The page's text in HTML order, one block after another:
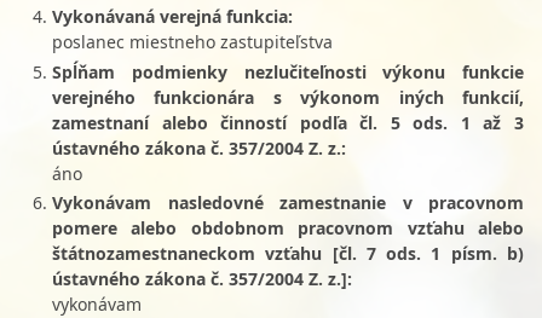
Vykonávaná verejná funkcia:
poslanec miestneho zastupiteľstva
Spĺňam podmienky nezlučiteľnosti výkonu funkcie
verejného funkcionára s výkonom iných funkcií,
zamestnaní alebo činností podľa čl. 5 ods. 1 až 3
ústavného zákona č. 357/2004 Z. z.:
áno
Vykonávam nasledovné zamestnanie v pracovnom
pomere alebo obdobnom pracovnom vzťahu alebo
štátnozamestnaneckom vzťahu [čl. 7 ods. 1 písm. b)
ústavného zákona č. 357/2004 Z. z.]:
vykonávam